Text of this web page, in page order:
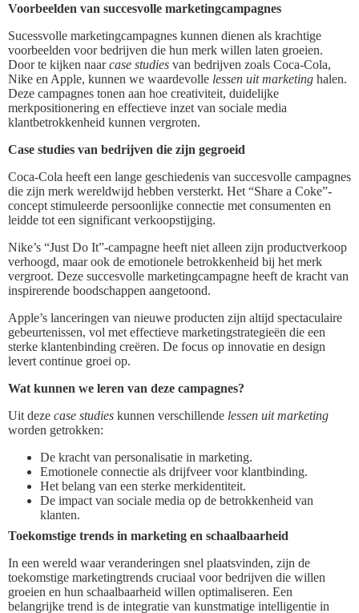
Voorbeelden van succesvolle marketingcampagnes
Sucessvolle marketingcampagnes kunnen dienen als krachtige
voorbeelden voor bedrijven die hun merk willen laten groeien.
Door te kijken naarcase studies van bedrijven zoals Coca-Cola,
Nike en Apple, kunnen we waardevolle lessen uit marketing halen.
Deze campagnes tonen aan hoe creativiteit, duidelijke
merkpositionering en effectieve inzet van sociale media
klantbetrokkenheid kunnen vergroten.
Case studies van bedrijven die zijn gegroeid
Coca-Cola heeft een lange geschiedenis van succesvolle campagnes
die zijn merk wereldwijd hebben versterkt. Het “Share a Coke”-
concept stimuleerde persoonlijke connectie met consumenten en
leidde tot een significant verkoopstijging.
Nike’s “Just Do It”-campagne heeft niet alleen zijn productverkoop
verhoogd, maar ook de emotionele betrokkenheid bij het merk
vergroot. Deze succesvolle marketingcampagne heeft de kracht van
inspirerende boodschappen aangetoond.
Apple’s lanceringen van nieuwe producten zijn altijd spectaculaire
gebeurtenissen, vol met effectieve marketingstrategieën die een
sterke klantenbinding creëren. De focus op innovatie en design
levert continue groei op.
Wat kunnen we leren van deze campagnes?
Uit deze case studies kunnen verschillende lessen uit marketing
worden getrokken:
De kracht van personalisatie in marketing.
Emotionele connectie als drijfveer voor klantbinding.
Het belang van een sterke merkidentiteit.
De impact van sociale media op de betrokkenheid van
klanten.
Toekomstige trends in marketing en schaalbaarheid
In een wereld waar veranderingen snel plaatsvinden, zijn de
toekomstige marketingtrends cruciaal voor bedrijven die willen
groeien en hun schaalbaarheid willen optimaliseren. Een
belangrijke trend is de integratie van kunstmatige intelligentie in